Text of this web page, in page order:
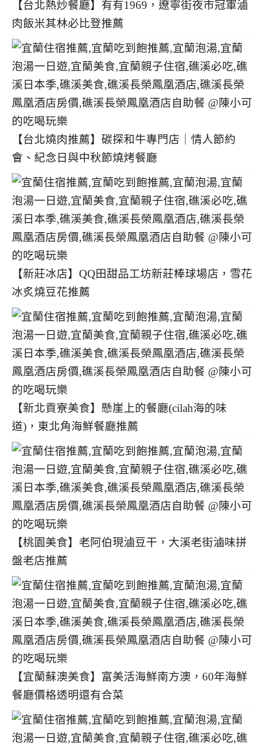
【台北熱炒餐廳】有有1969，遼寧街夜市冠軍滷
肉飯米其林必比登推薦
【台北燒肉推薦】碳探和牛專門店｜情人節約
會、紀念日與中秋節燒烤餐廳
【新莊冰店】QQ田甜品工坊新莊棒球場店，雪花
冰炙燒豆花推薦
【新北貢寮美食】懸崖上的餐廳(cilah海的味
道)，東北角海鮮餐廳推薦
【桃園美食】老阿伯現滷豆干，大溪老街滷味拼
盤老店推薦
【宜蘭蘇澳美食】富美活海鮮南方澳，60年海鮮
餐廳價格透明還有合菜